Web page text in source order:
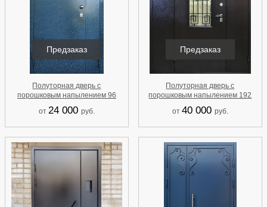
Предзаказ
Полуторная дверь с
порошковым напылением 96
от 24 000 руб.
Предзаказ
Полуторная дверь с
порошковым напылением 192
от 40 000 руб.